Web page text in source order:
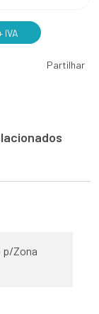
IVA
Partilhar
p/Zona